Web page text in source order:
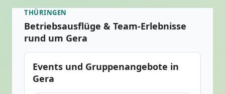
THÜRINGEN
Betriebsausflüge & Team-Erlebnisse
rund um Gera
Events und Gruppenangebote in
Gera